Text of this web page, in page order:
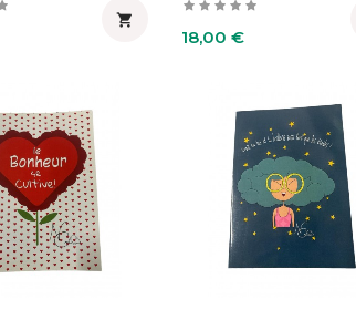

Prix
18,00 €